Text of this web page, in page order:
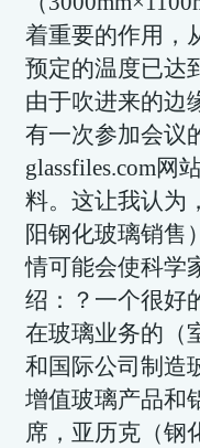
着重要的作用，
预定的温度已达
由于吹进来的边
有一次参加会议
glassfiles.com网
料。这让我认为
阳钢化玻璃销售
情可能会使科学
绍：？一个很好
在玻璃业务的（
和国际公司制造
增值玻璃产品和
席，亚历克（钢